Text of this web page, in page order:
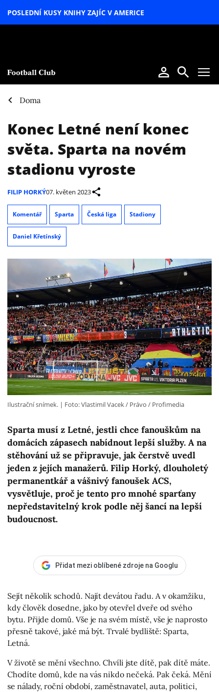
POSLEDNÍ KUSY KNIHY ZAJÍC V AMERICE
Doma
Konec Letné není konec
světa. Sparta na novém
stadionu vyroste
FILIP HORKÝ07. květen 2023
Komentář Sparta Česká liga Stadiony
Daniel Křetínský
Sparta musí z Letné, jestli chce fanouškům na
domácích zápasech nabídnout lepší služby. A na
stěhování už se připravuje, jak čerstvě uvedl
jeden z jejích manažerů. Filip Horký, dlouholetý
permanentkář a vášnivý fanoušek ACS,
vysvětluje, proč je tento pro mnohé sparťany
nepředstavitelný krok podle něj šancí na lepší
budoucnost.
Ilustrační snímek. Foto: Vlastimil Vacek / Právo / Profimedia
Přidat mezi oblíbené zdroje na Googlu
Sejít několik schodů. Najít devátou řadu. A v okamžiku,
kdy člověk dosedne, jako by otevřel dveře od svého
bytu. Přijde domů. Vše je na svém místě, vše je naprosto
přesně takové, jaké má být. Trvalé bydliště: Sparta,
Letná.
V životě se mění všechno. Chvíli jste dítě, pak dítě máte.
Chodíte domů, kde na vás nikdo nečeká. Pak čeká. Mění
se nálady, roční období, zaměstnavatel, auta, politici,